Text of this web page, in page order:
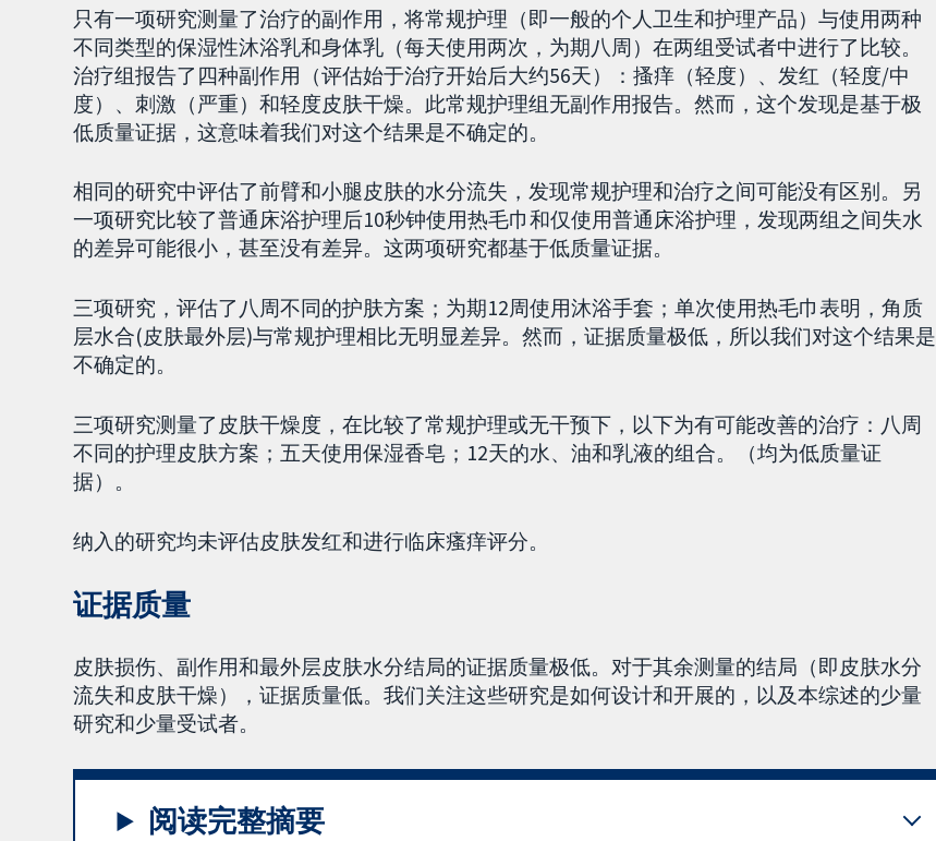
只有一项研究测量了治疗的副作用，将常规护理（即一般的个人卫生和护理产品）与使用两种
不同类型的保湿性沐浴乳和身体乳（每天使用两次，为期八周）在两组受试者中进行了比较。
治疗组报告了四种副作用（评估始于治疗开始后大约56天）：搔痒（轻度）、发红（轻度/中
度）、刺激（严重）和轻度皮肤干燥。此常规护理组无副作用报告。然而，这个发现是基于极
低质量证据，这意味着我们对这个结果是不确定的。
相同的研究中评估了前臂和小腿皮肤的水分流失，发现常规护理和治疗之间可能没有区别。另
一项研究比较了普通床浴护理后10秒钟使用热毛巾和仅使用普通床浴护理，发现两组之间失水
的差异可能很小，甚至没有差异。这两项研究都基于低质量证据。
三项研究，评估了八周不同的护肤方案；为期12周使用沐浴手套；单次使用热毛巾表明，角质
层水合(皮肤最外层)与常规护理相比无明显差异。然而，证据质量极低，所以我们对这个结果是
不确定的。
三项研究测量了皮肤干燥度，在比较了常规护理或无干预下，以下为有可能改善的治疗：八周
不同的护理皮肤方案；五天使用保湿香皂；12天的水、油和乳液的组合。（均为低质量证
据）。
纳入的研究均未评估皮肤发红和进行临床瘙痒评分。
证据质量
皮肤损伤、副作用和最外层皮肤水分结局的证据质量极低。对于其余测量的结局（即皮肤水分
流失和皮肤干燥），证据质量低。我们关注这些研究是如何设计和开展的，以及本综述的少量
研究和少量受试者。
阅读完整摘要